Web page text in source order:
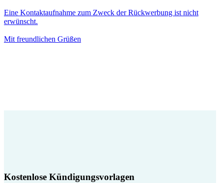
Eine Kontaktaufnahme zum Zweck der Rückwerbung ist nicht
erwünscht.
Mit freundlichen Grüßen
Kostenlose Kündigungsvorlagen